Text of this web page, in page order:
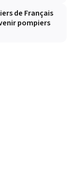
de Français
pompiers